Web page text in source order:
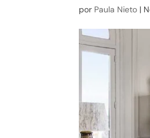
por Paula Nieto |